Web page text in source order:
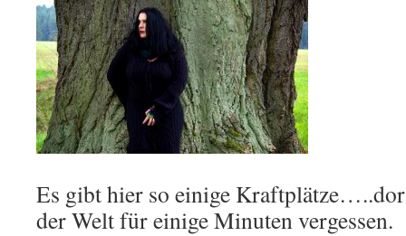
Es gibt hier so einige
der Welt für einige Minuten vergessen.